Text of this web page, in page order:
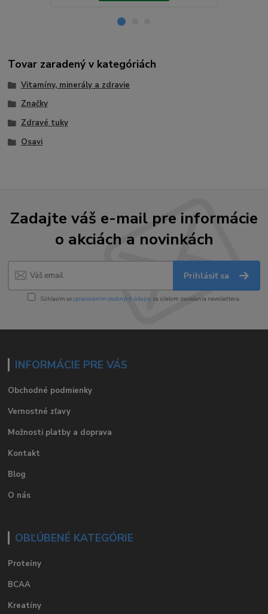
Tovar zaradený v kategóriách
Vitamíny, minerály a zdravie
Značky
Zdravé tuky
Osavi
Zadajte váš e-mail pre informácie
o akciách a novinkách
Prihlásiť sa
Súhlasím sospracovaním osobných údajov za účelom zasielania newslettera.
INFORMÁCIE PRE VÁS
Obchodné podmienky
Vernostné zľavy
Možnosti platby a doprava
Kontakt
Blog
O nás
OBĽÚBENÉ KATEGÓRIE
Proteíny
BCAA
Kreatíny